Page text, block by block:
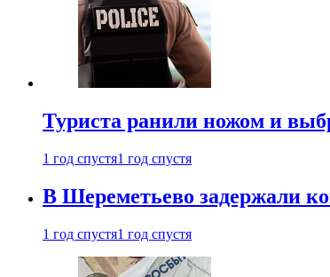
Туриста ранили ножом и
1 год спустя1 год спустя
В Шереметьево задержали
1 год спустя1 год спустя